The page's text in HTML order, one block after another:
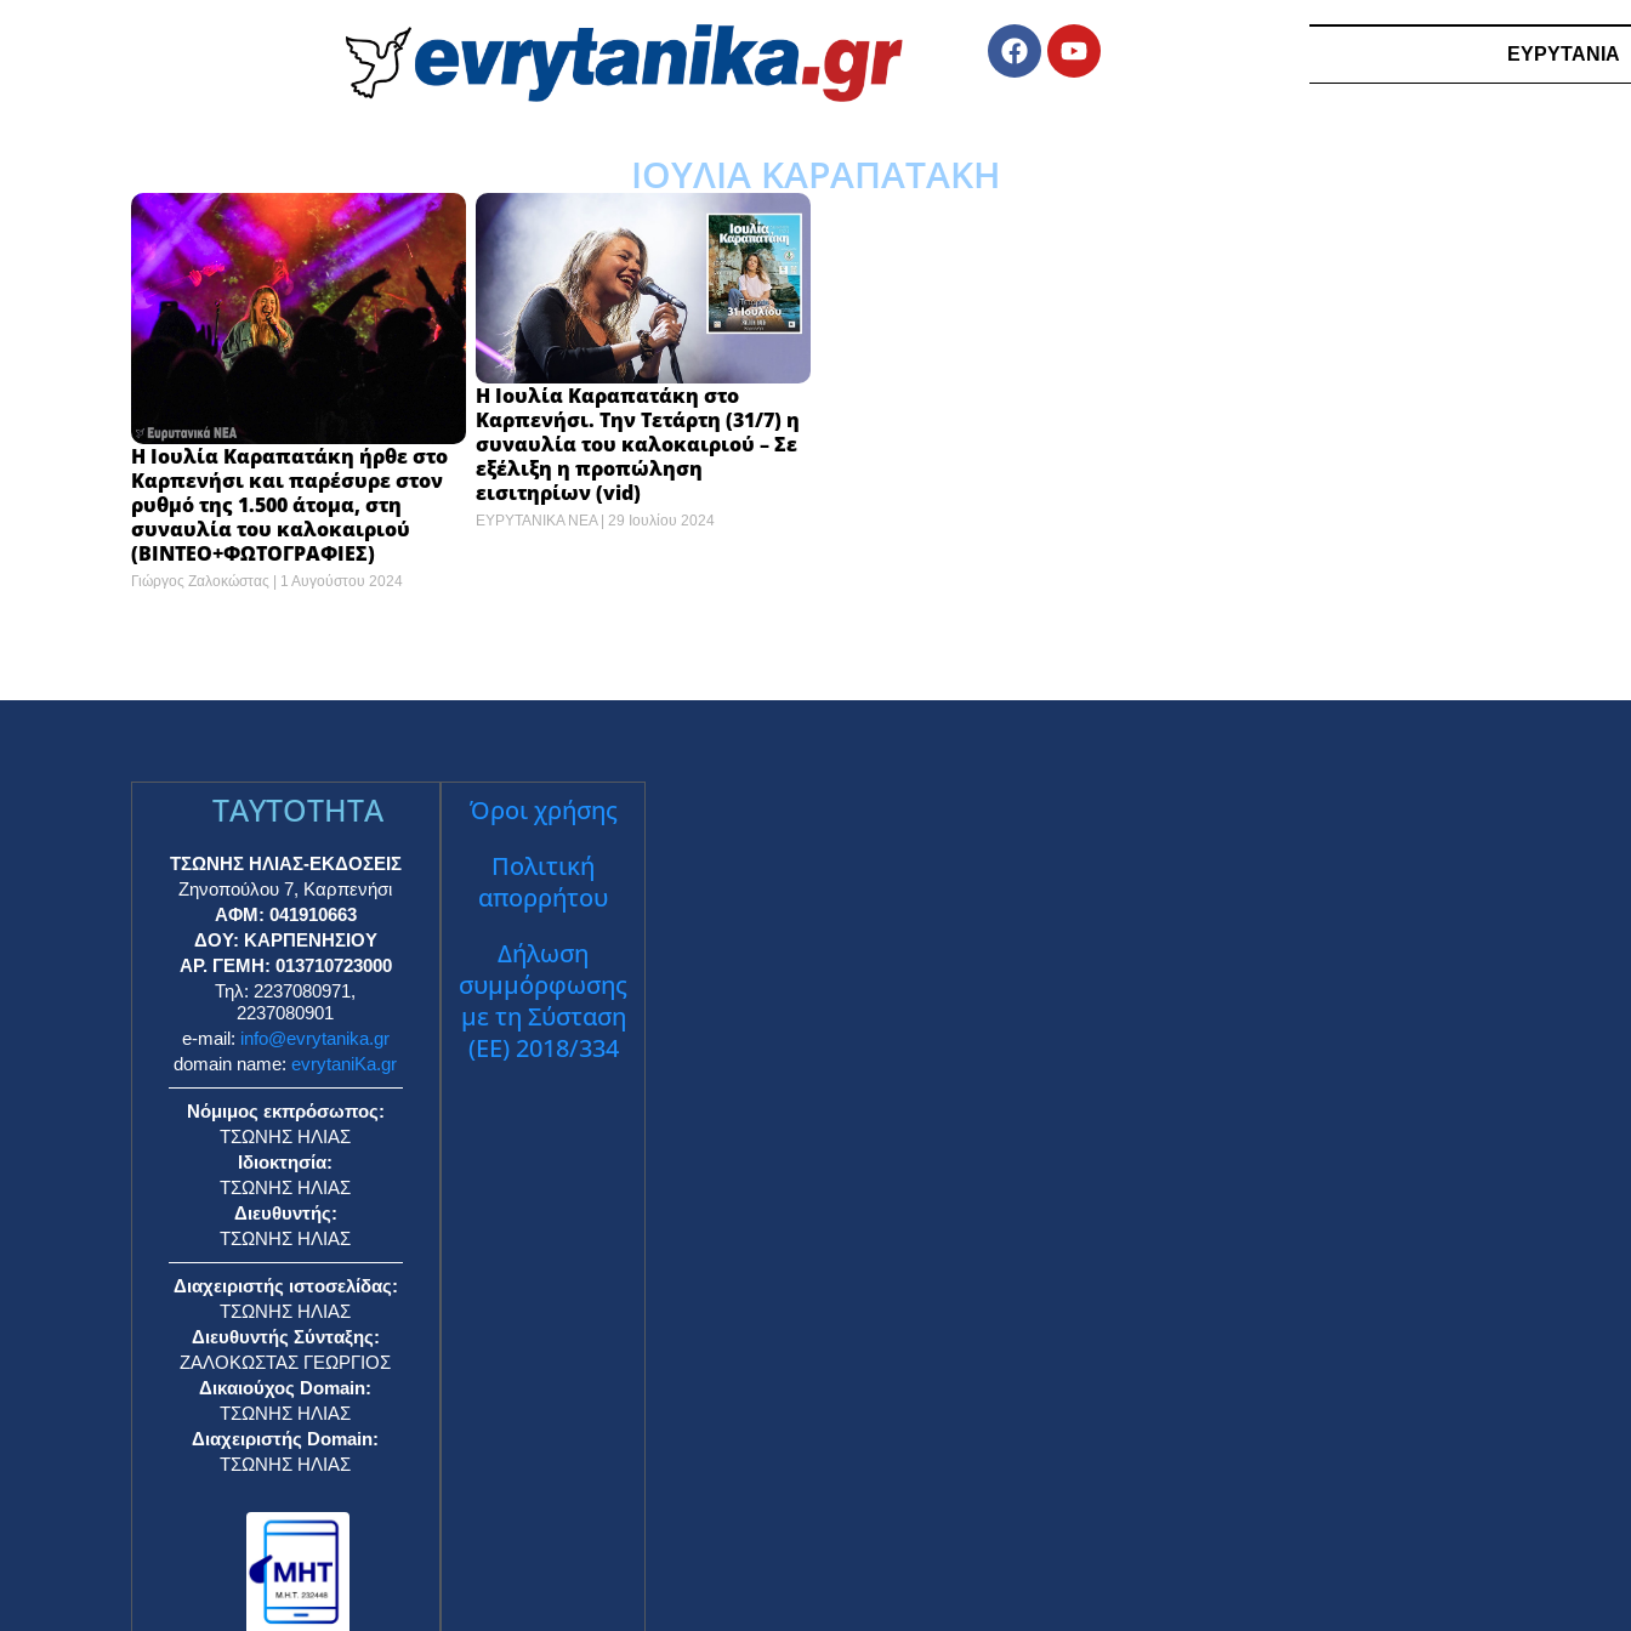
ΕΥΡΥΤΑΝΙΑ
ΙΟΥΛΙΑ ΚΑΡΑΠΑΤΑΚΗ
Η Ιουλία Καραπατάκη ήρθε στο
Καρπενήσι και παρέσυρε στον
ρυθμό της 1.500 άτομα, στη
συναυλία του καλοκαιριού
(ΒΙΝΤΕΟ+ΦΩΤΟΓΡΑΦΙΕΣ)
Γιώργος Ζαλοκώστας 1 Αυγούστου 2024
Η Ιουλία Καραπατάκη στο
Καρπενήσι. Την Τετάρτη (31/7) η
συναυλία του καλοκαιριού – Σε
εξέλιξη η προπώληση
εισιτηρίων (vid)
ΕΥΡΥΤΑΝΙΚΑ ΝΕΑ 29 Ιουλίου 2024
TAYTOTHTA
ΤΣΩΝΗΣ ΗΛΙΑΣ-ΕΚΔΟΣΕΙΣ
Ζηνοπούλου 7, Καρπενήσι
ΑΦΜ: 041910663
ΔΟΥ: ΚΑΡΠΕΝΗΣΙΟΥ
ΑΡ. ΓΕΜΗ: 013710723000
Τηλ: 2237080971,
2237080901
e-mail: info@evrytanika.gr
domain name:evrytaniKa.gr
Νόμιμος εκπρόσωπος:
ΤΣΩΝΗΣ ΗΛΙΑΣ
Ιδιοκτησία:
ΤΣΩΝΗΣ ΗΛΙΑΣ
Διευθυντής:
ΤΣΩΝΗΣ ΗΛΙΑΣ
Διαχειριστής ιστοσελίδας:
ΤΣΩΝΗΣ ΗΛΙΑΣ
Διευθυντής Σύνταξης:
ΖΑΛΟΚΩΣΤΑΣ ΓΕΩΡΓΙΟΣ
Δικαιούχος Domain:
ΤΣΩΝΗΣ ΗΛΙΑΣ
Διαχειριστής Domain:
ΤΣΩΝΗΣ ΗΛΙΑΣ
Όροι χρήσης
Πολιτική
απορρήτου
Δήλωση
συμμόρφωσης
με τη Σύσταση
(ΕΕ) 2018/334